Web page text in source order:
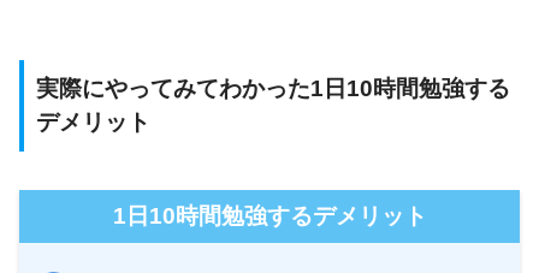
実際にやってみてわかった1日10時間勉強する
デメリット
1日10時間勉強するデメリット